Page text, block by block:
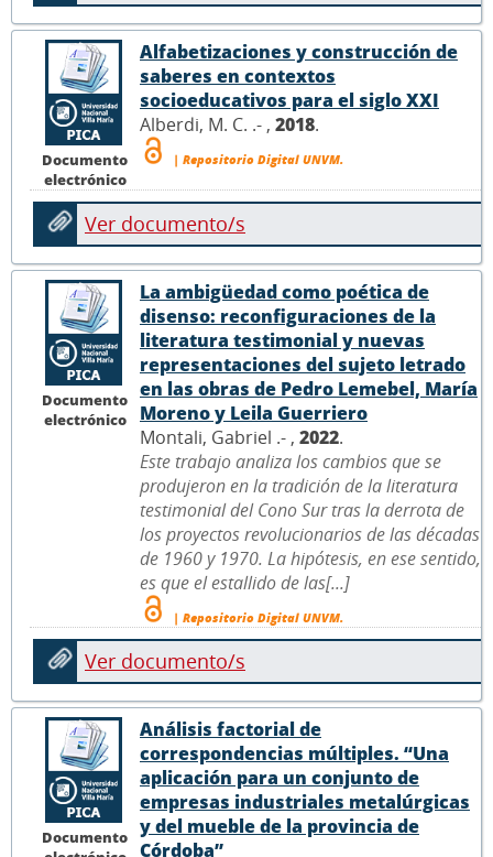
Documento
electrónico
Alfabetizaciones y construcción de
saberes en contextos
socioeducativos para el siglo XXI
Alberdi, M. C. .- , 2018.
| Repositorio Digital UNVM.
Ver documento/s
Documento
electrónico
La ambigüedad como poética de
disenso: reconfiguraciones de la
literatura testimonial y nuevas
representaciones del sujeto letrado
en las obras de Pedro Lemebel, María
Moreno y Leila Guerriero
Montali, Gabriel .- , 2022.
Este trabajo analiza los cambios que se
produjeron en la tradición de la literatura
testimonial del Cono Sur tras la derrota de
los proyectos revolucionarios de las décadas
de 1960 y 1970. La hipótesis, en ese sentido,
es que el estallido de las[...]
| Repositorio Digital UNVM.
Ver documento/s
Documento
Análisis factorial de
correspondencias múltiples. “Una
aplicación para un conjunto de
empresas industriales metalúrgicas
y del mueble de la provincia de
Córdoba”